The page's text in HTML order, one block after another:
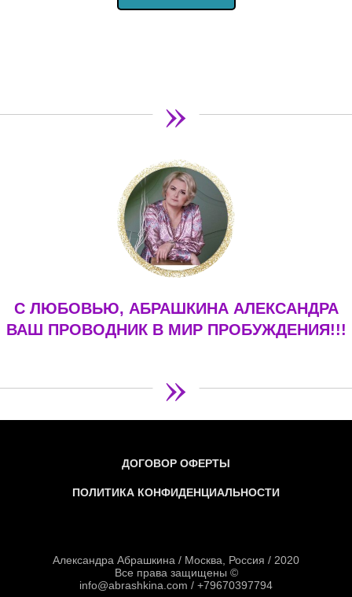
»
С ЛЮБОВЬЮ, АБРАШКИНА АЛЕКСАНДРА
ВАШ ПРОВОДНИК В МИР ПРОБУЖДЕНИЯ!!!
»
ДОГОВОР ОФЕРТЫ
ПОЛИТИКА КОНФИДЕНЦИАЛЬНОСТИ
Александра Абрашкина / Москва, Россия / 2020
Все права защищены ©
info@abrashkina.com / +79670397794